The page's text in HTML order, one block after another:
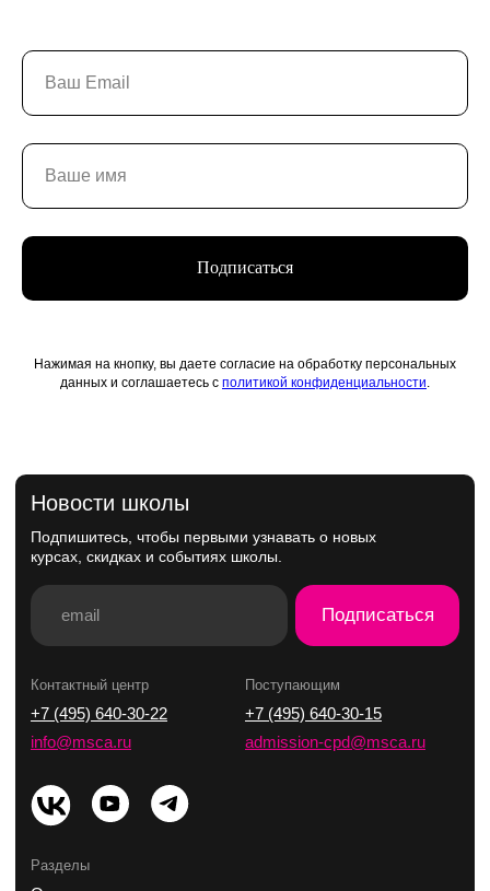
Подписаться
Нажимая на кнопку, вы даете согласие на обработку персональных
данных и соглашаетесь с политикой конфиденциальности.
Мы находимся:
Москва, Центр дизайна Artplay,
ул. Нижняя Сыромятническая, д. 10, стр. 3
Политика конфиденциальности
Публичная оферта
Положение о конкурсе